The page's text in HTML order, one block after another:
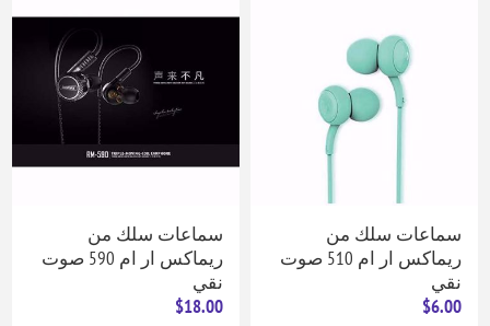
سماعات سلك من
ريماكس ار ام 510 صوت
نقي
$6.00
سماعات سلك من
ريماكس ار ام 590 صوت
نقي
$18.00